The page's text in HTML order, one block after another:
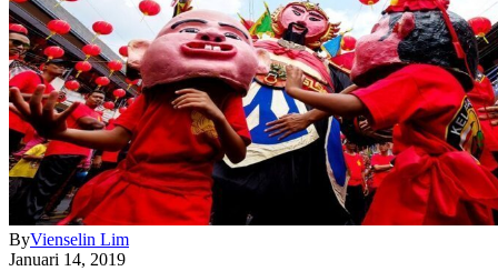
ByVienselin Lim
Januari 14, 2019